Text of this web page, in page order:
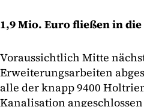
1,9 Mio. Euro fließen in
Voraussichtlich Mitte
Erweiterungsarbeiten
alle der knapp 9400
Kanalisation